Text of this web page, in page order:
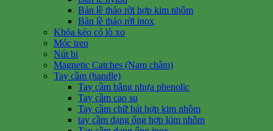
Bản lề tháo rời hợp kim nhôm
Bản lề tháo rời inox
Khóa kéo có lò xo
Móc treo
Nút bi
Magnetic Catches (Nam châm)
Tay cầm (handle)
Tay cầm bằng nhựa phenolic
Tay cầm cao su
Tay cầm chữ bát hợp kim nhôm
tay cầm dạng ống hợp kim nhôm